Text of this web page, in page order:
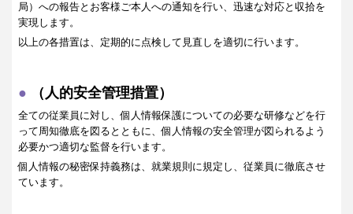
局）への報告とお客様ご本人への通知を行い、迅速な対応と収拾を
実現します。
以上の各措置は、定期的に点検して見直しを適切に行います。
（人的安全管理措置）
全ての従業員に対し、個人情報保護についての必要な研修などを行
って周知徹底を図るとともに、個人情報の安全管理が図られるよう
必要かつ適切な監督を行います。
個人情報の秘密保持義務は、就業規則に規定し、従業員に徹底させ
ています。